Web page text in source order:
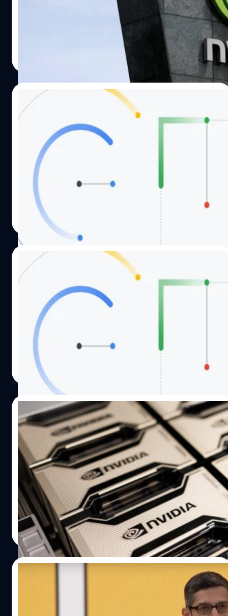
เพิ่มประสิทธิภาพในการประมวลผลให้กับ AI ได้ขึ้นมาอยู่ที่
737.86 เหรียญ (26,658 บาท) เพิ่มขึ้น 231% ในช่วง 12 เดือน
และมีมูลค่าสินทรัพย์ตามราคาตลาดอยู่ที่ 1.83 ล้านเหรียญ
(66.10 ล้านล้านบาท) ซึ่งมากกว่า Alphabet ที่มีมูลค่าตลาด
1.82 ล้านล้านเหรียญ (65.75 ล้านล้านบาท) จึงได้ขึ้นมาเป็น
บริษัทที่มีมูลค่าตลาดสูงที่สุดอันดับ 3 แต่ยังตามหลังอันดับ 2
21/10/2023
ศาลรัสเซียสั่งล้มละลายบริษัทลูกของ Google
หลังไม่ยอมลบเนื้อหาผิดกฎหมาย
สำนักข่าว RIA ของรัสเซียรายงาน บริษัทลูกของ Google ใน
รัสเซียถูกศาลเมืองมอสโกสั่งล้มละลาย หลังจากเริ่ม
กระบวนการมาแล้ว 1 ปี
จตุรวิทย์ เครือวาณิชกิจ
Read More
14/07/2023
Alphabet เดินหน้าปล่อย Bard ในยุโรปและ
Alphabet เปิดตัว Bard แชตบอต AI ในยุโรปและบราซิล มุ่ง
ท้าทาย ChatGPT ที่ Microsoft สนับสนุนเงินทุน
จตุรวิทย์ เครือวาณิชกิจ
Read More
31/05/2023
ChatGPT เป็นเหตุ! ดัน NVIDIA ขึ้นแท่นบริษัท
ล้านล้านเหรียญรายล่าสุดของสหรัฐฯ
ความสำเร็จอันน่าทึ่งของ ChatGPT ทำให้บริษัทเทคโนโลยีราย
ใหญ่กระโจนเข้าสู่ตลาดปัญญาประดิษฐ์ (AI) ส่งผลให้ความ
ต้องการชิปคอมพิวเตอร์ขยายตัวตามไปด้วย
วาณิชชา สายเสมา| 1163 days ago
Read More
Sundar Pichai รับรายได้รวม 226 ล้าน
เหรียญ ปี 2022 ขึ้นแท่น CEO รับค่าตอบแทนดี